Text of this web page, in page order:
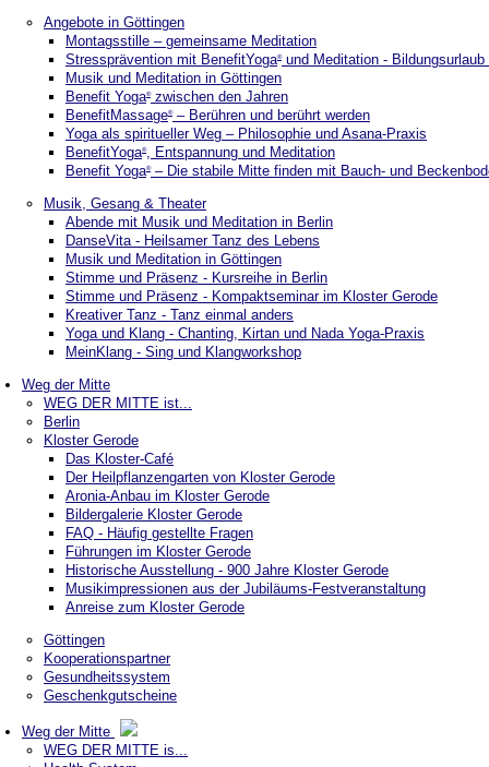
Angebote in Göttingen
Montagsstille – gemeinsame Meditation
Stressprävention mit BenefitYoga®und Meditation - Bildungsurlaub
Musik und Meditation in Göttingen
Benefit Yoga®zwischen den Jahren
BenefitMassage®– Berühren und berührt werden
Yoga als spiritueller Weg – Philosophie und Asana-Praxis
BenefitYoga®, Entspannung und Meditation
Benefit Yoga®– Die stabile Mitte finden mit Bauch- und
Musik, Gesang & Theater
Abende mit Musik und Meditation in Berlin
DanseVita - Heilsamer Tanz des Lebens
Musik und Meditation in Göttingen
Stimme und Präsenz - Kursreihe in Berlin
Stimme und Präsenz - Kompaktseminar im Kloster Gerode
Kreativer Tanz - Tanz einmal anders
Yoga und Klang - Chanting, Kirtan und Nada Yoga-Praxis
MeinKlang - Sing und Klangworkshop
Weg der Mitte
WEG DER MITTE ist...
Berlin
Kloster Gerode
Das Kloster-Café
Der Heilpflanzengarten von Kloster Gerode
Aronia-Anbau im Kloster Gerode
Bildergalerie Kloster Gerode
FAQ - Häufig gestellte Fragen
Führungen im Kloster Gerode
Historische Ausstellung - 900 Jahre Kloster Gerode
Musikimpressionen aus der Jubiläums-Festveranstaltung
Anreise zum Kloster Gerode
Göttingen
Kooperationspartner
Gesundheitssystem
Geschenkgutscheine
Weg der Mitte
WEG DER MITTE is...